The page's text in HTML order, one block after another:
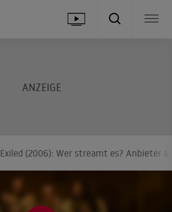
Exiled (2006): Wer streamt es? Anbieter